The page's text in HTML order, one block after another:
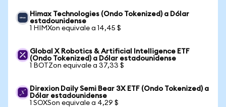
Himax Technologies (Ondo Tokenized) a Dólar
estadounidense
1 HIMXon equivale a 14,45 $
Global X Robotics & Artificial Intelligence ETF
(Ondo Tokenized) a Dólar estadounidense
1 BOTZon equivale a 37,33 $
Direxion Daily Semi Bear 3X ETF (Ondo Tokenized) a
Dólar estadounidense
1 SOXSon equivale a 4,29 $